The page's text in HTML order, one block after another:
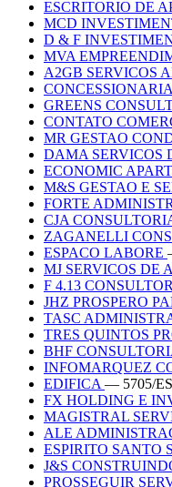
ESCRITORIO DE
MCD
D & F
MVA
A2GB SERVICOS
GREENS
CONTATO
MR GESTAO
DAMA SERVICOS
ECONOMIC
M&S GESTAO E
FORTE
CJA
ZAGANELLI
ESPACO LABORE
MJ SERVICOS DE
F 4.13
JHZ PROSPERO
TASC
TRES QUINTOS
BHF
INFOMARQUEZ
EDIFICA — 5705/ES
FX HOLDING E
MAGISTRAL
ALE
ESPIRITO SANTO
J&S
PROSSEGUIR